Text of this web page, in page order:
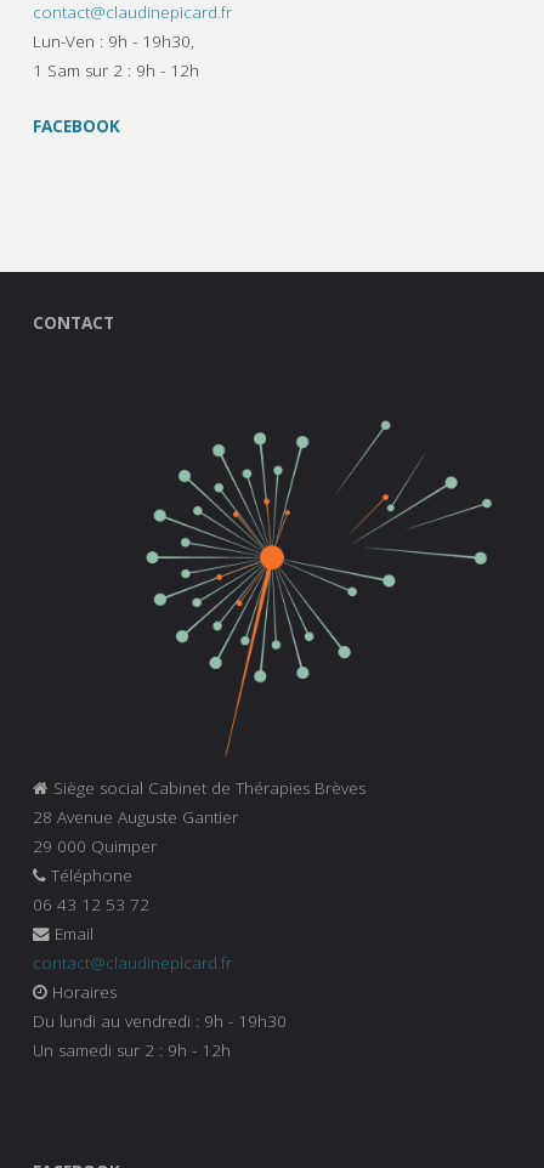
contact@claudinepicard.fr
Lun-Ven : 9h - 19h30,
1 Sam sur 2 : 9h - 12h
FACEBOOK
CONTACT
Siège social Cabinet de Thérapies Brèves
28 Avenue Auguste Gantier
29 000 Quimper
Téléphone
06 43 12 53 72
Email
contact@claudinepicard.fr
Horaires
Du lundi au vendredi : 9h - 19h30
Un samedi sur 2 : 9h - 12h